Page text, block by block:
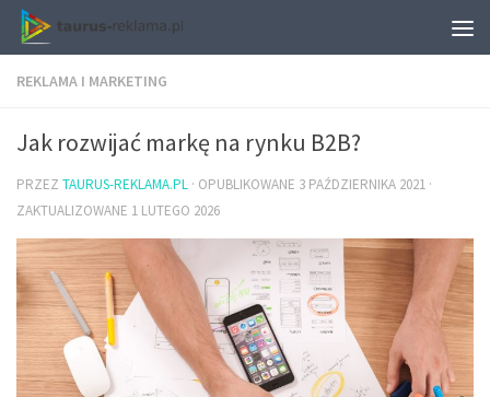
REKLAMA I MARKETING
Jak rozwijać markę na rynku B2B?
PRZEZ TAURUS-REKLAMA.PL · OPUBLIKOWANE 3 PAŹDZIERNIKA 2021 ·
ZAKTUALIZOWANE 1 LUTEGO 2026